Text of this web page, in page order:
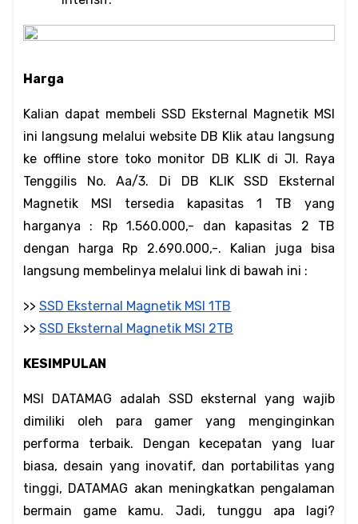
Harga
Kalian dapat membeli SSD Eksternal Magnetik MSI
ini langsung melalui website DB Klik atau langsung
ke offline store toko monitor DB KLIK di Jl. Raya
Tenggilis No. Aa/3. Di DB KLIK SSD Eksternal
Magnetik MSI tersedia kapasitas 1 TB yang
harganya : Rp 1.560.000,- dan kapasitas 2 TB
dengan harga Rp 2.690.000,-. Kalian juga bisa
langsung membelinya melalui link di bawah ini :
>> SSD Eksternal Magnetik MSI 1TB
>> SSD Eksternal Magnetik MSI 2TB
KESIMPULAN
MSI DATAMAG adalah SSD eksternal yang wajib
dimiliki oleh para gamer yang menginginkan
performa terbaik. Dengan kecepatan yang luar
biasa, desain yang inovatif, dan portabilitas yang
tinggi, DATAMAG akan meningkatkan pengalaman
bermain game kamu. Jadi, tunggu apa lagi?